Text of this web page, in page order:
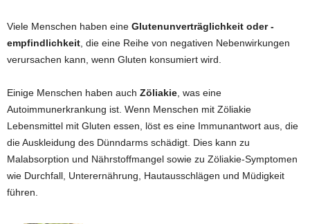
Viele Menschen haben eine Glutenunverträglichkeit oder -
empfindlichkeit, die eine Reihe von negativen Nebenwirkungen
verursachen kann, wenn Gluten konsumiert wird.
Einige Menschen haben auch Zöliakie, was eine
Autoimmunerkrankung ist. Wenn Menschen mit Zöliakie
Lebensmittel mit Gluten essen, löst es eine Immunantwort aus, die
die Auskleidung des Dünndarms schädigt. Dies kann zu
Malabsorption und Nährstoffmangel sowie zu Zöliakie-Symptomen
wie Durchfall, Unterernährung, Hautausschlägen und Müdigkeit
führen.